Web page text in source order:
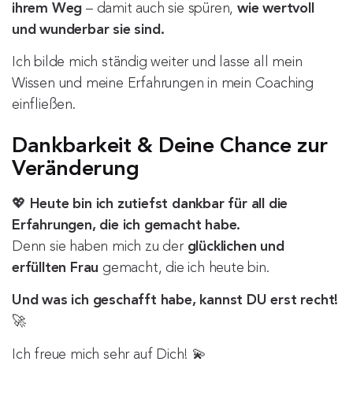
ihrem Weg – damit auch sie spüren,wie wertvoll
und wunderbar sie sind.
Ich bilde mich ständig weiter und lasse all mein
Wissen und meine Erfahrungen in mein Coaching
einfließen.
Dankbarkeit & Deine Chance zur
Veränderung
💖 Heute bin ich zutiefst dankbar für all die
Erfahrungen, die ich gemacht habe.
Denn sie haben mich zu der glücklichen und
erfüllten Frau gemacht, die ich heute bin.
Und was ich geschafft habe, kannst DU erst recht!
🚀
Ich freue mich sehr auf Dich! 💫